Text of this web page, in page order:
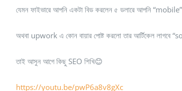
যেমন ফাইভারে আপনি একটা বিড করলেন ৫ ডলারে আপনি “mobile”
অথবা upwork এ কোন বায়ার পোষ্ট করলো তার আর্টিকেল লাগবে
তাই আসুন আগে কিছু SEO শিখি😊
https://youtu.be/pwP6a8v8gXc